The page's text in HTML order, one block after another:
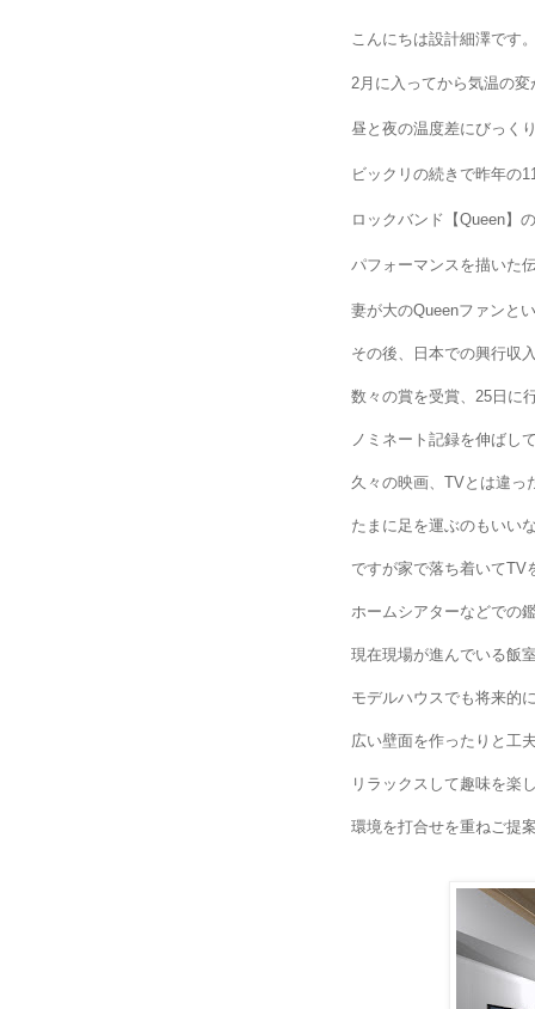
こんにちは設計細澤です
2月に入ってから気温の
昼と夜の温度差にびっく
ビックリの続きで昨年の
ロックバンド【Queen】の
パフォーマンスを描いた
妻が大のQueenファンと
その後、日本での興行収
数々の賞を受賞、 25日に
ノミネート記録を伸ばし
久々の映画、 TVとは違っ
たまに足を運ぶのもいい
ですが家で落ち着いてTV
ホームシアターなどでの
現在現場が進んでいる飯
モデルハウスでも将来的
広い壁面を作ったりと工
リラックスして趣味を楽
環境を打合せを重ねご提